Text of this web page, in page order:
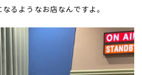
るようなお店なんですよ。